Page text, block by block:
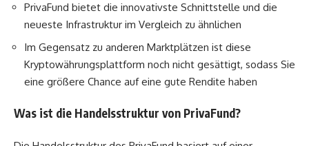
PrivaFund bietet die innovativste Schnittstelle und die
neueste Infrastruktur im Vergleich zu ähnlichen
Im Gegensatz zu anderen Marktplätzen ist diese
Kryptowährungsplattform noch nicht gesättigt, sodass Sie
eine größere Chance auf eine gute Rendite haben
Was ist die Handelsstruktur von PrivaFund?